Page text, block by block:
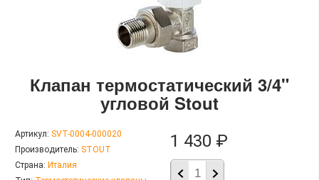
Клапан термостатический 3/4"
угловой Stout
Артикул: SVT-0004-000020
Производитель: STOUT
Страна: Италия
1 430 ₽
в корзину